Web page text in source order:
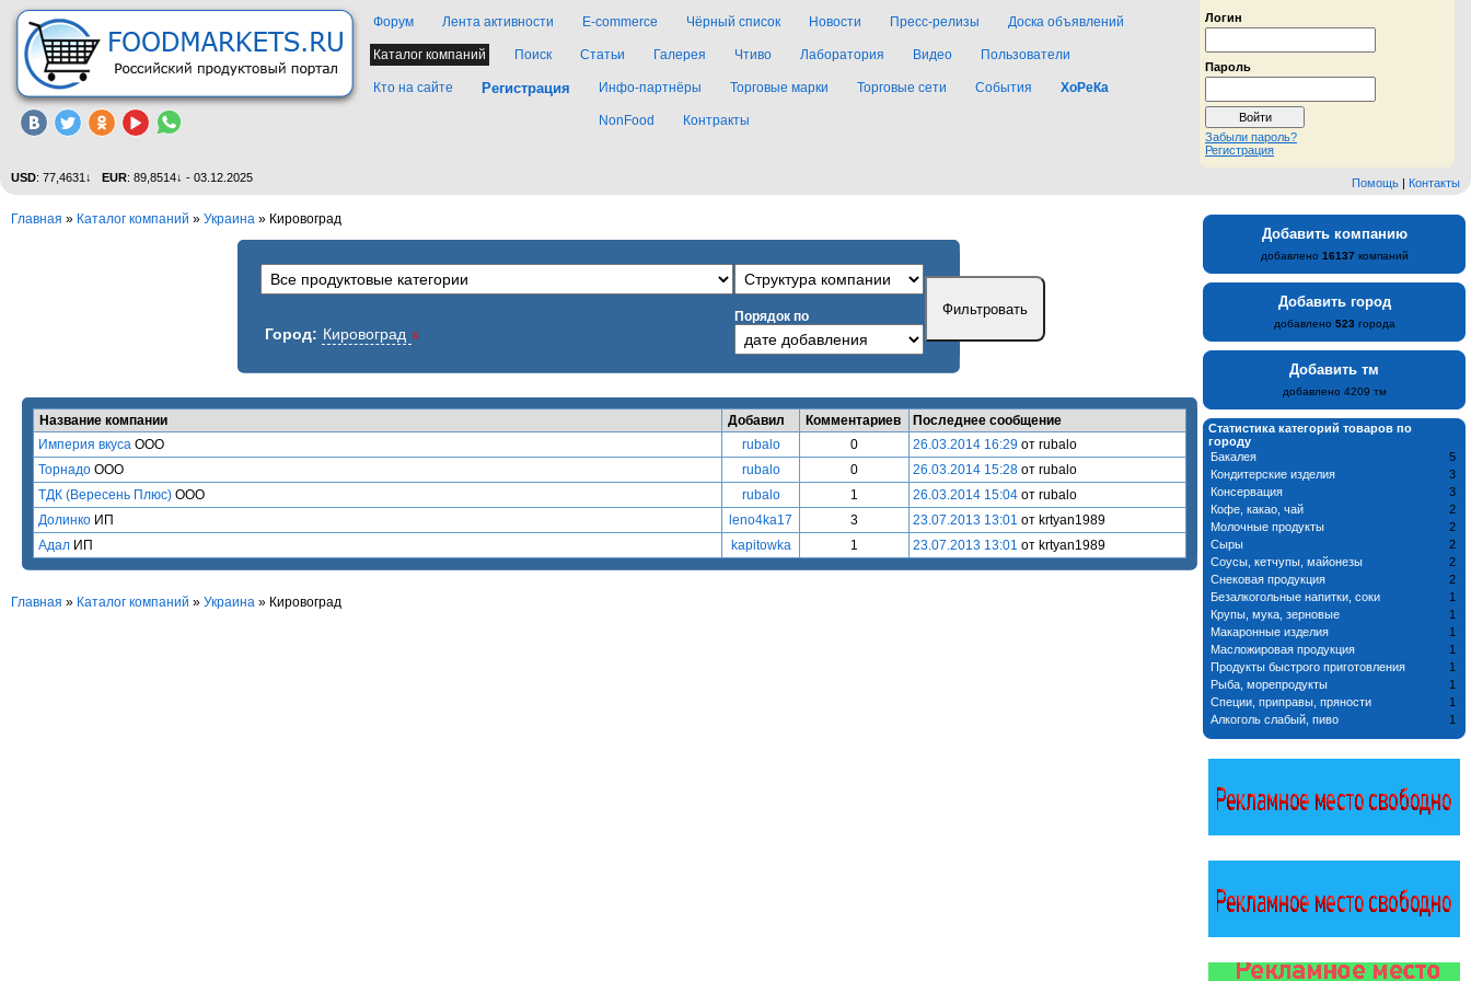
Логин
Пароль
Забыли пароль?
Регистрация
Форум Лента активности E-commerce Чёрный список Новости Пресс-релизы Доска объявлений
Каталог компаний Поиск Статьи Галерея Чтиво Лаборатория Видео Пользователи
Кто на сайте Регистрация Инфо-партнёры Торговые марки Торговые сети События ХоРеКа
NonFood Контракты
Помощь | Контакты
USD: 77,4631↓ EUR: 89,8514↓ - 03.12.2025
Главная » Каталог компаний » Украина » Кировоград
Город: Кировоград x
Порядок по
Название компании Добавил Комментариев
Последнее сообщение
Империя вкуса ООО rubalo 0 26.03.2014 16:29 от rubalo
Торнадо ООО rubalo 0 26.03.2014 15:28 от rubalo
ТДК (Вересень Плюс) ООО rubalo 1 26.03.2014 15:04 от rubalo
Долинко ИП leno4ka17 3 23.07.2013 13:01 от krtyan1989
Адал ИП kapitowka 1 23.07.2013 13:01 от krtyan1989
Главная » Каталог компаний » Украина » Кировоград
Добавить компанию
добавлено 16137 компаний
Добавить город
добавлено 523 города
Добавить тм
добавлено 4209 тм
Статистика категорий товаров по
городу
Бакалея
5
Кондитерские изделия
3
Консервация
3
Кофе, какао, чай
2
Молочные продукты
2
Сыры
2
Соусы, кетчупы, майонезы
2
Снековая продукция
2
Безалкогольные напитки, соки
1
Крупы, мука, зерновые
1
Макаронные изделия
1
Масложировая продукция
1
Продукты быстрого приготовления
1
Рыба, морепродукты
1
Специи, приправы, пряности
1
Алкоголь слабый, пиво
1